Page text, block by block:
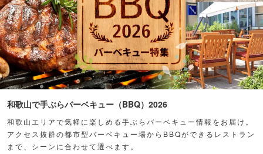
和歌山で手ぶらバーベキュー（BBQ）2026
和歌山エリアで気軽に楽しめる手ぶらバーベキュー情報をお届け。
アクセス抜群の都市型バーベキュー場からBBQができるレストラン
まで、シーンに合わせて選べます。